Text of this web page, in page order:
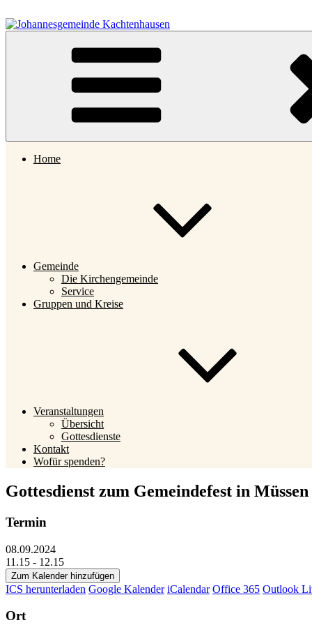
Inhalt
springen
Johannesgemeinde Kachtenhausen
Home
Gemeinde
Die Kirchengemeinde
Service
Gruppen und Kreise
Veranstaltungen
Übersicht
Gottesdienste
Kontakt
Wofür spenden?
Gottesdienst zum Gemeindefest in Müssen
Termin
08.09.2024
11.15 - 12.15
Zum Kalender hinzufügen
ICS herunterladen Google Kalender iCalendar Office 365 Outlook
Ort